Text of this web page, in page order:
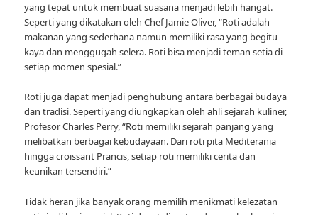
yang tepat untuk membuat suasana menjadi lebih hangat.
Seperti yang dikatakan oleh Chef Jamie Oliver, “Roti adalah
makanan yang sederhana namun memiliki rasa yang begitu
kaya dan menggugah selera. Roti bisa menjadi teman setia di
setiap momen spesial.”
Roti juga dapat menjadi penghubung antara berbagai budaya
dan tradisi. Seperti yang diungkapkan oleh ahli sejarah kuliner,
Profesor Charles Perry, “Roti memiliki sejarah panjang yang
melibatkan berbagai kebudayaan. Dari roti pita Mediterania
hingga croissant Prancis, setiap roti memiliki cerita dan
keunikan tersendiri.”
Tidak heran jika banyak orang memilih menikmati kelezatan